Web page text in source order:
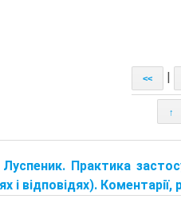
<<
↑
Практика
і відповідях).